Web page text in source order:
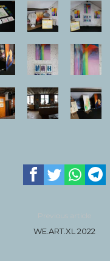
Previous article
WE.ART.XL 2022